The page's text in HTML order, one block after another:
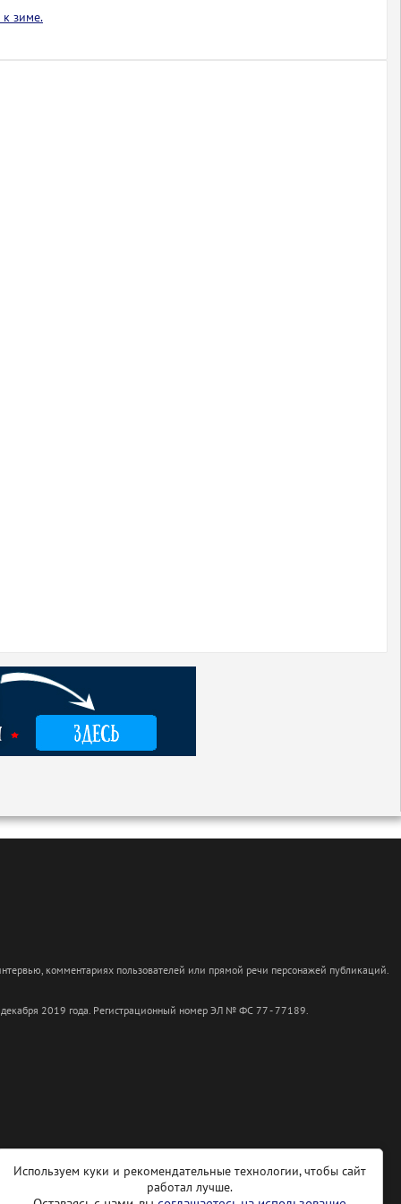
к зиме.
комментариях пользователей или прямой речи персонажей публикаций.
декабря 2019 года. Регистрационный номер ЭЛ № ФС 77 - 77189.
Используем куки и рекомендательные технологии, чтобы сайт
работал лучше.